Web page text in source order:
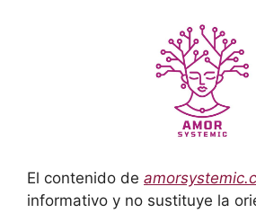
El contenido de
informativo y no sustituye la